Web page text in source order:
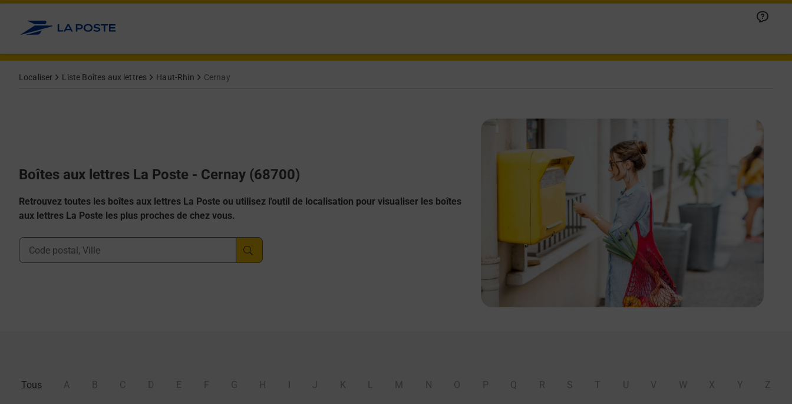
Allez au contenu
Localiser Liste Boîtes aux lettres Haut-Rhin Cernay
Boîtes aux lettres La Poste - Cernay (68700)
Retrouvez toutes les boîtes aux lettres La Poste ou utilisez l'outil de localisation pour visualiser les boîtes
aux lettres La Poste les plus proches de chez vous.
Ville, Département, Code Postal
Tous A B C D E F G H J K L M N O P Q R S T U V W X Y Z